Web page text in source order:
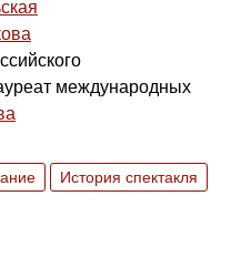
международных
История спектакля